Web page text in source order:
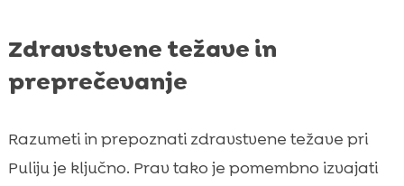
Zdravstvene težave in
preprečevanje
Razumeti in prepoznati zdravstvene težave pri
Puliju je ključno. Prav tako je pomembno izvajati